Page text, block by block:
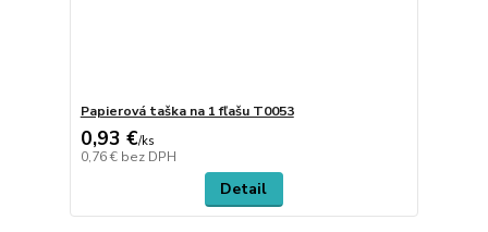
Papierová taška na 1 fľašu T0053
0,93 €/ks
0,76 € bez DPH
Detail